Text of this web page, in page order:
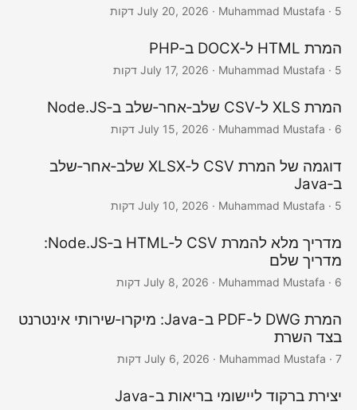
July 20, 2026 · Muhammad Mustafa · 5 דקות
המרת HTML ל‑DOCX ב‑PHP
July 17, 2026 · Muhammad Mustafa · 5 דקות
המרת XLS ל‑CSV שלב‑אחר‑שלב ב‑Node.JS
July 15, 2026 · Muhammad Mustafa · 6 דקות
דוגמה של המרת CSV ל‑XLSX שלב‑אחר‑שלב
ב‑Java
July 10, 2026 · Muhammad Mustafa · 5 דקות
מדריך מלא להמרת CSV ל‑HTML ב‑Node.JS:
מדריך שלם
July 8, 2026 · Muhammad Mustafa · 6 דקות
המרת DWG ל-PDF ב-Java: מיקרו‑שירותי אינטרנט
בצד השרת
July 6, 2026 · Muhammad Mustafa · 7 דקות
יצירת ברקוד ליישומי בריאות ב-Java